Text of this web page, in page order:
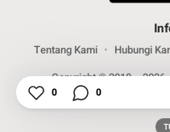
Tentang Kami Hubungi
Copyright © 2018 –
0 0